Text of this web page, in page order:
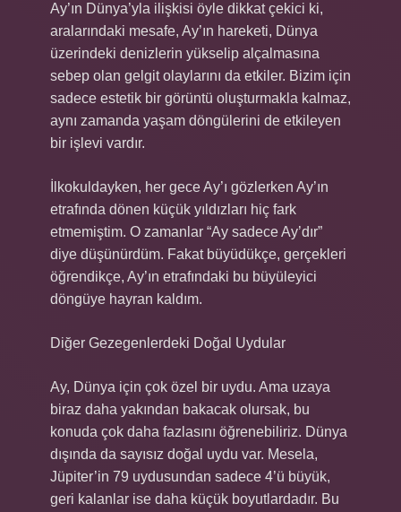
Ay’ın Dünya’yla ilişkisi öyle dikkat çekici ki,
aralarındaki mesafe, Ay’ın hareketi, Dünya
üzerindeki denizlerin yükselip alçalmasına
sebep olan gelgit olaylarını da etkiler. Bizim için
sadece estetik bir görüntü oluşturmakla kalmaz,
aynı zamanda yaşam döngülerini de etkileyen
bir işlevi vardır.
İlkokuldayken, her gece Ay’ı gözlerken Ay’ın
etrafında dönen küçük yıldızları hiç fark
etmemiştim. O zamanlar “Ay sadece Ay’dır”
diye düşünürdüm. Fakat büyüdükçe, gerçekleri
öğrendikçe, Ay’ın etrafındaki bu büyüleyici
döngüye hayran kaldım.
Diğer Gezegenlerdeki Doğal Uydular
Ay, Dünya için çok özel bir uydu. Ama uzaya
biraz daha yakından bakacak olursak, bu
konuda çok daha fazlasını öğrenebiliriz. Dünya
dışında da sayısız doğal uydu var. Mesela,
Jüpiter’in 79 uydusundan sadece 4’ü büyük,
geri kalanlar ise daha küçük boyutlardadır. Bu